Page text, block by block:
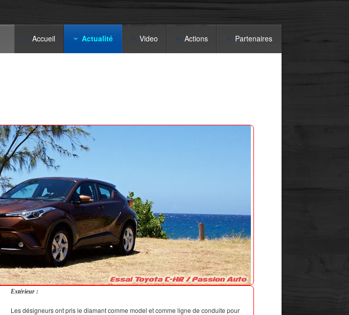
Accueil Actualité Video Actions Partenaires
Extérieur :
Les désigneurs ont pris le diamant comme model et comme ligne de conduite pour